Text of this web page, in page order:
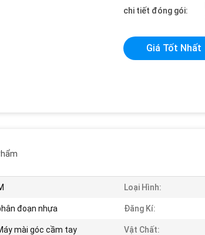
chi tiết đóng gói:
Giá Tốt Nhất
Loại Hình:
đoạn nhựa Đăng Kí:
mài góc cầm tay Vật Chất: